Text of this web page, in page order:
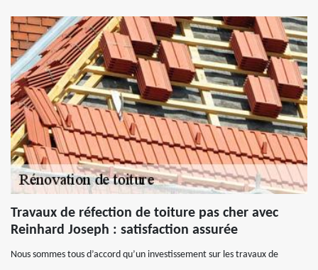
Travaux de réfection de toiture pas cher avec
Reinhard Joseph : satisfaction assurée
Nous sommes tous d’accord qu’un investissement sur les travaux de